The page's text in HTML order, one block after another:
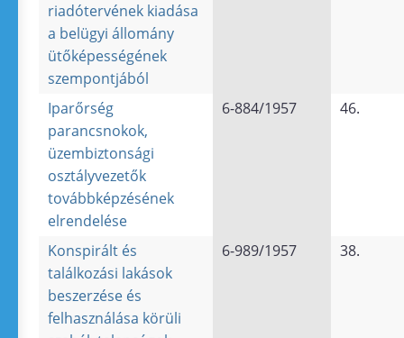
riadótervének kiadása
a belügyi állomány
ütőképességének
szempontjából
Iparőrség
parancsnokok,
üzembiztonsági
osztályvezetők
továbbképzésének
elrendelése
6-884/1957 46.
Konspirált és
találkozási lakások
beszerzése és
felhasználása körüli
6-989/1957 38.